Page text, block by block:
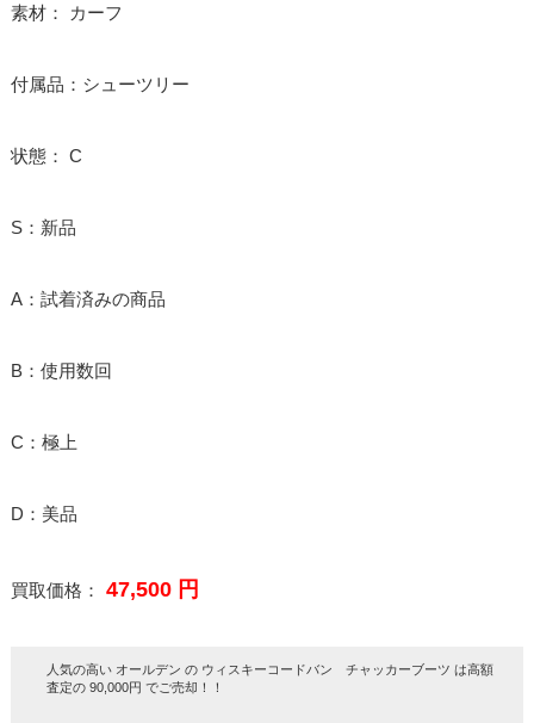
素材： カーフ
付属品：シューツリー
状態： C
S：新品
A：試着済みの商品
B：使用数回
C：極上
D：美品
買取価格： 47,500 円
人気の高い オールデン の ウィスキーコードバン チャッカーブーツ は高額
査定の 90,000円 でご売却！！